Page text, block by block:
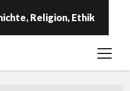
open